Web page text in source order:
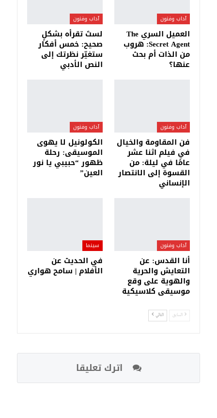
آداب وفنون
العميل السري The
Secret Agent: هروب
من الذات أم بحث
عنها؟
آداب وفنون
لستَ تقرأه بشكلٍ
صحيح: خمس أفكار
ستغيّر نظرتك إلى
النص الأدبي
آداب وفنون
فن المقاومة والخيال
في فيلم اثنا عشر
عامًا في ليلة: من
القسوة إلى الانتصار
الإنساني
آداب وفنون
الكولونيل لا يهوى
الموسيقى: رحلة
ظهور “حبيبي يا نور
العين”
آداب وفنون
أنا القدس: عن
التعايش والحرية
والهوية على وقع
موسيقى كلاسيكية
سينما
في الحديث عن
الأفلام | سامح هواري
السابق التالي
اترك تعليقا